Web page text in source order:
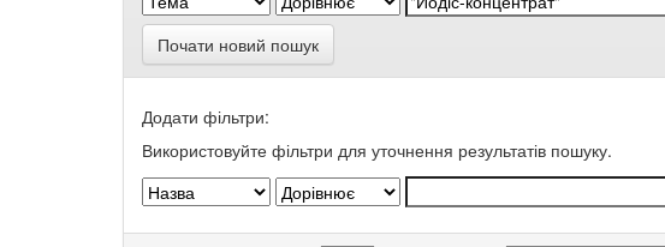
Почати новий пошук
Додати фільтри:
Використовуйте фільтри для уточнення результатів пошуку.